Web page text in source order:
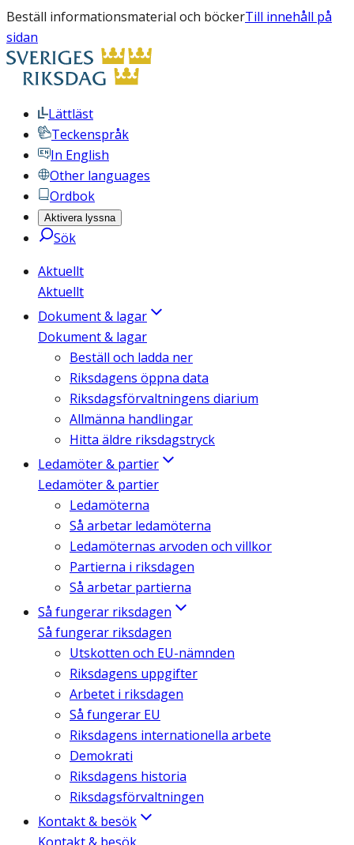
Beställ informationsmaterial och böckerTill innehåll på
sidan
Lättläst
Teckenspråk
In English
Other languages
Ordbok
Aktivera lyssna
Sök
Aktuellt
Aktuellt
Dokument & lagar
Dokument & lagar
Beställ och ladda ner
Riksdagens öppna data
Riksdagsförvaltningens diarium
Allmänna handlingar
Hitta äldre riksdagstryck
Ledamöter & partier
Ledamöter & partier
Ledamöterna
Så arbetar ledamöterna
Ledamöternas arvoden och villkor
Partierna i riksdagen
Så arbetar partierna
Så fungerar riksdagen
Så fungerar riksdagen
Utskotten och EU-nämnden
Riksdagens uppgifter
Arbetet i riksdagen
Så fungerar EU
Riksdagens internationella arbete
Demokrati
Riksdagens historia
Riksdagsförvaltningen
Kontakt & besök